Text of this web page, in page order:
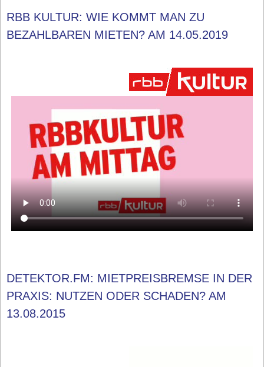
RBB KULTUR: WIE KOMMT MAN ZU
BEZAHLBAREN MIETEN? AM 14.05.2019
DETEKTOR.FM: MIETPREISBREMSE IN DER
PRAXIS: NUTZEN ODER SCHADEN? AM
13.08.2015